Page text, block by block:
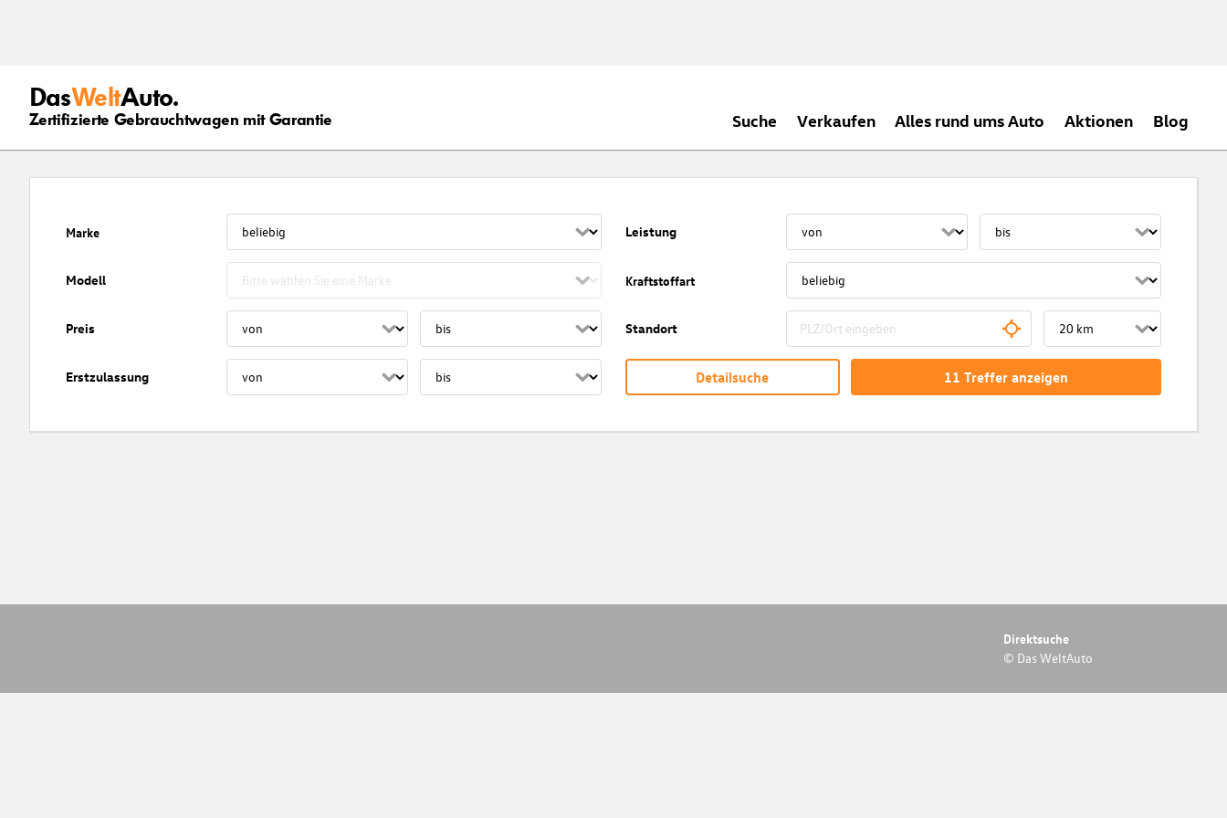
DasWeltAuto.
Zertifizierte Gebrauchtwagen mit Garantie Suche Verkaufen Alles rund ums Auto Aktionen Blog
Marke
Modell
Preis
Erstzulassung
Leistung
Kraftstoffart
Standort
Detailsuche 11Treffer anzeigen
Direktsuche
© Das WeltAuto